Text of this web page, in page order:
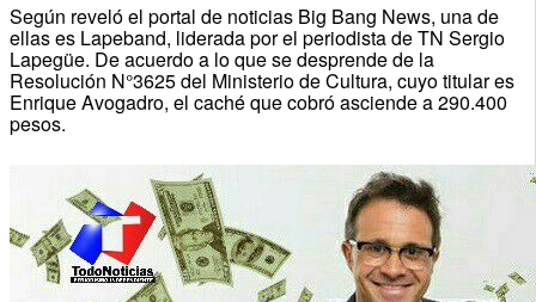
Según reveló el portal de noticias Big Bang News, una de
ellas es Lapeband, liderada por el periodista de TN Sergio
Lapegüe. De acuerdo a lo que se desprende de la
Resolución N°3625 del Ministerio de Cultura, cuyo titular es
Enrique Avogadro, el caché que cobró asciende a 290.400
pesos.